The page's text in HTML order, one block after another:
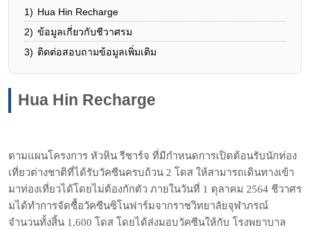
1) Hua Hin Recharge
2) ข้อมูลเกี่ยวกับชีวาศรม
3) ติดต่อสอบถามข้อมูลเพิ่มเติม
Hua Hin Recharge
ตามแผนโครงการ หัวหิน รีชาร์จ ที่มีกำหนดการเปิดต้อนรับนักท่อง
เที่ยวต่างชาติที่ได้รับวัคซีนครบถ้วน 2 โดส ให้สามารถเดินทางเข้า
มาท่องเที่ยวได้โดยไม่ต้องกักตัว ภายในวันที่ 1 ตุลาคม 2564 ชีวาศร
มได้ทำการจัดซื้อวัคซีนซิโนฟาร์มจากราชวิทยาลัยจุฬาภรณ์
จำนวนทั้งสิ้น 1,600 โดส โดยได้ส่งมอบวัคซีนให้กับ โรงพยาบาล